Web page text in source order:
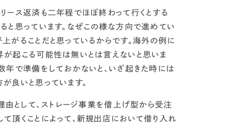
ス返済も二年程でほぼ終わって行くとする
と思っています。 なぜこの様な方向で進めてい
がることだと思っているからです。 海外の例に
が起こる可能性は無いとは言えないと思いま
年で準備をしておかないと、いざ起きた時には
良いと思っています。
由として、ストレージ事業を借上げ型から受注
頂くことによって、新規出店において借り入れ